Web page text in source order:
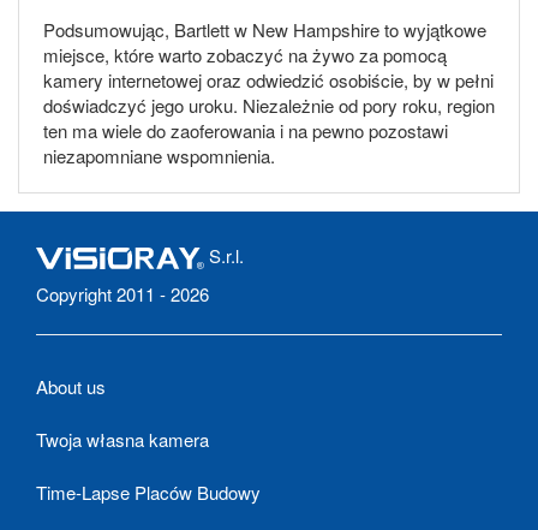
Podsumowując, Bartlett w New Hampshire to wyjątkowe
miejsce, które warto zobaczyć na żywo za pomocą
kamery internetowej oraz odwiedzić osobiście, by w pełni
doświadczyć jego uroku. Niezależnie od pory roku, region
ten ma wiele do zaoferowania i na pewno pozostawi
niezapomniane wspomnienia.
S.r.l.
Copyright 2011 - 2026
About us
Twoja własna kamera
Time-Lapse Placów Budowy